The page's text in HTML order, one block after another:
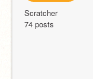
Scratcher
74 posts